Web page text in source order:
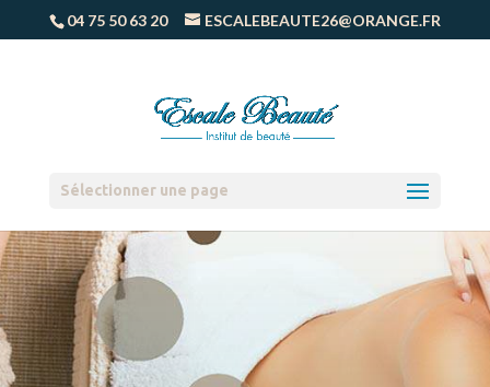
04 75 50 63 20 ESCALEBEAUTE26@ORANGE.FR
Sélectionner une page